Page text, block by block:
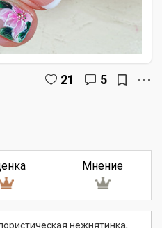
21 5
Мнение
нежнятинка,